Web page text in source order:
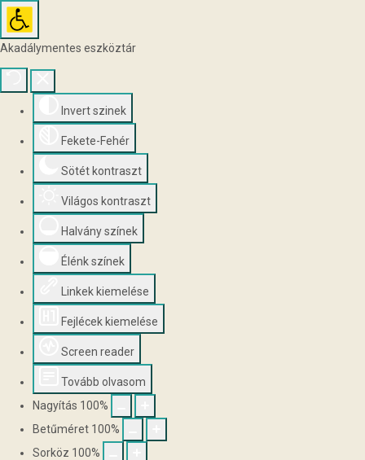
Akadálymentes eszköztár
Invert szinek
Fekete-Fehér
Sötét kontraszt
Világos kontraszt
Halvány színek
Élénk színek
Linkek kiemelése
Fejlécek kiemelése
Screen reader
Tovább olvasom
Nagyítás 100%
Betűméret 100%
Sorköz 100%